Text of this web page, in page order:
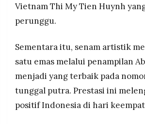
Vietnam Thi My Tien Huynh
perunggu.
Sementara itu, senam artistik
satu emas melalui penampilan
menjadi yang terbaik pada
tunggal putra. Prestasi ini
positif Indonesia di hari